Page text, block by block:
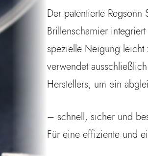
Der patentierte
Brillenscharnier
spezielle Neigung leicht
verwendet
Herstellers, um ein
– schnell, sicher und
Für eine effiziente und